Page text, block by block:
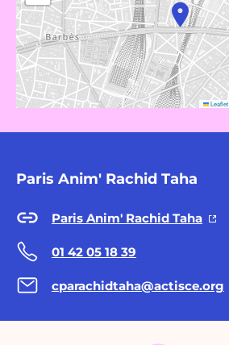
Leaflet
Paris Anim' Rachid Taha
Paris Anim' Rachid Taha
01 42 05 18 39
cparachidtaha@actisce.org